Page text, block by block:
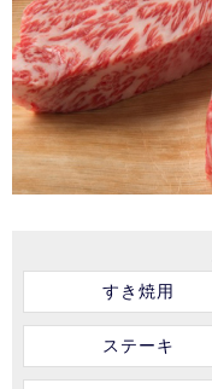
すき焼用
ステーキ